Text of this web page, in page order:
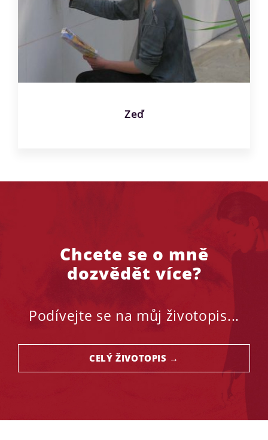
Zeď
Chcete se o mně
dozvědět více?
Podívejte se na můj životopis...
CELÝ ŽIVOTOPIS →